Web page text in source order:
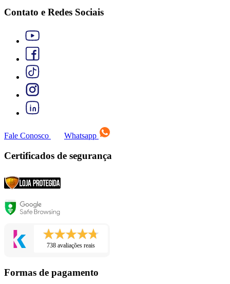
Contato e Redes Sociais
Fale Conosco Whatsapp
Certificados de segurança
738 avaliações reais
Formas de pagamento